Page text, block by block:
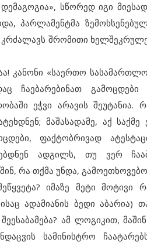
სწორედ იგი
პარლამენტმა
შრომითი
«საერთო
ჩაებარებინათ გამოცდები
ეჭვი არავის შეუტანია.
მაშასადამე, აქ საქმე
ფაქტობრივად
ადგილს, თუ ვერ
რა თქმა უნდა,
იმაზე მეტი მოტივი
ადამიანის ბედი აბარია)
ამ ლოგიკით,
სამინისტრო